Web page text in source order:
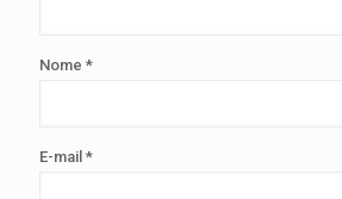
Nome *
E-mail *